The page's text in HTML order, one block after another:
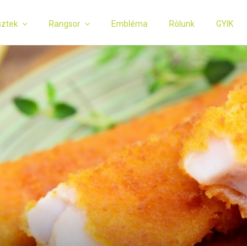
Rangsor Embléma Rólunk GYIK